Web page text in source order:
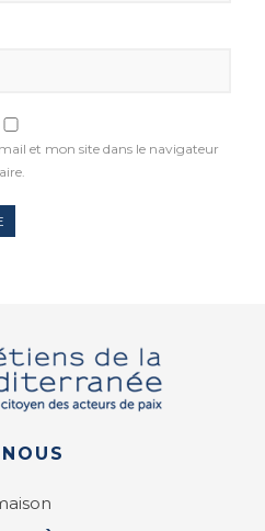
et mon site dans le navigateur